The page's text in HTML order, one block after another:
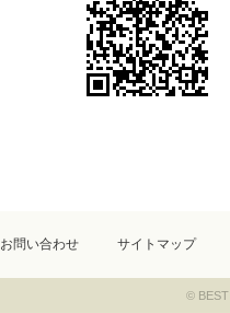
お問い合わせ サイトマップ
© BEST